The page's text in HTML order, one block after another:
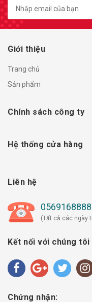
Giới thiệu
Trang chủ
Sản phẩm
Chính sách công ty
Hệ thống cửa hàng
Liên hệ
0569168888
(Tất cả các ngày
Kết nối với chúng tôi
Chứng nhận: